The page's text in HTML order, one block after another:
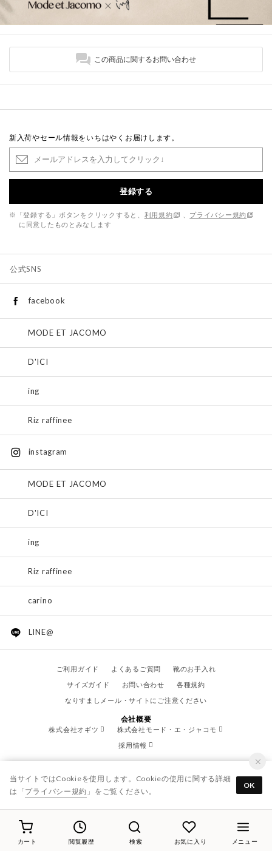
カート 閲覧履歴 検索 お気に入り メニュー
この商品に関するお問い合わせ
新入荷やセール情報をいちはやくお届けします。
登録する
※「登録する」ボタンをクリックすると、 利用規約
プライバシー規約
に同意したものとみなします
公式SNS
facebook
MODE ET JACOMO
D'ICI
ing
Riz raffinee
instagram
MODE ET JACOMO
D'ICI
ing
Riz raffinee
carino
LINE@
ご利用ガイド よくあるご質問
靴のお手入れ
サイズガイド
お問い合わせ
各種規約
なりすましメール・サイトにご注意ください
会社概要
株式会社オギツ
株式会社モード・エ・ジャコモ
採用情報
© OGITSU CO.,LTD. / All Right Reserved.
当サイトではCookieを使用します。Cookieの使用に関する詳細
は「プライバシー規約 」をご覧ください。
OK